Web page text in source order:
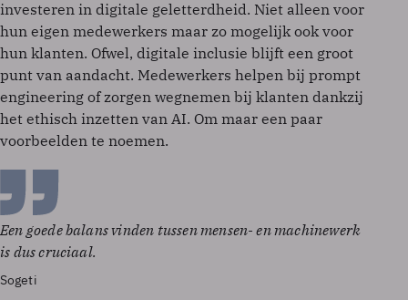
investeren in digitale geletterdheid. Niet alleen voor
hun eigen medewerkers maar zo mogelijk ook voor
hun klanten. Ofwel, digitale inclusie blijft een groot
punt van aandacht. Medewerkers helpen bij prompt
engineering of zorgen wegnemen bij klanten dankzij
het ethisch inzetten van AI. Om maar een paar
voorbeelden te noemen.
Een goede balans vinden tussen mensen- en machinewerk
is dus cruciaal.
Sogeti